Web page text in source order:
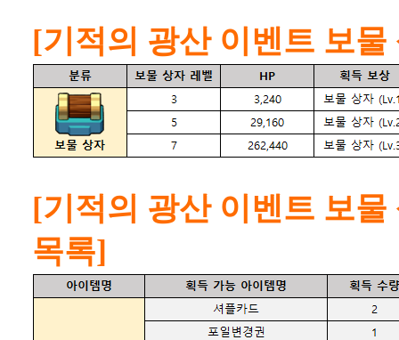
[기적의 광산 이벤트 보물
[기적의 광산 이벤트 보
목록]